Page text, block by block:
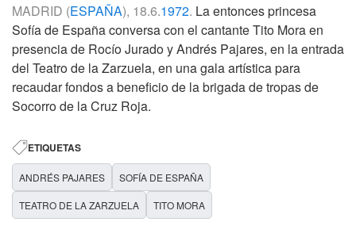
MADRID (ESPAÑA), 18.6.1972. La entonces princesa
Sofía de España conversa con el cantante Tito Mora en
presencia de Rocío Jurado y Andrés Pajares, en la entrada
del Teatro de la Zarzuela, en una gala artística para
recaudar fondos a beneficio de la brigada de tropas de
Socorro de la Cruz Roja.
ETIQUETAS
ANDRÉS PAJARES SOFÍA DE ESPAÑA
TEATRO DE LA ZARZUELA TITO MORA